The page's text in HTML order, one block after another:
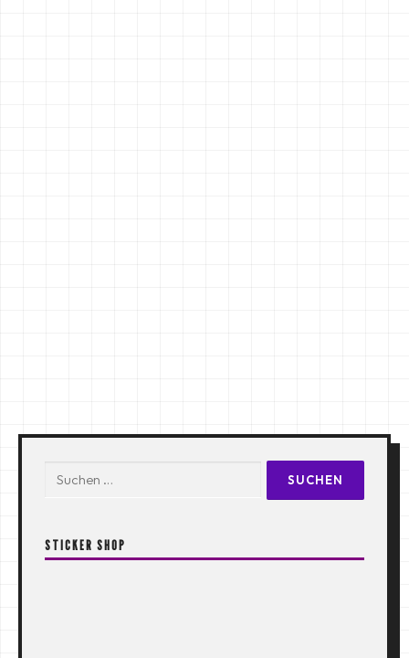
nach:
STICKER SHOP